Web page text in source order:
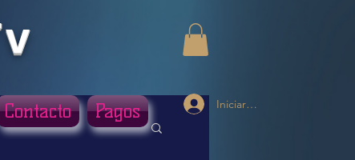
Iniciar sesión
Contacto Pagos